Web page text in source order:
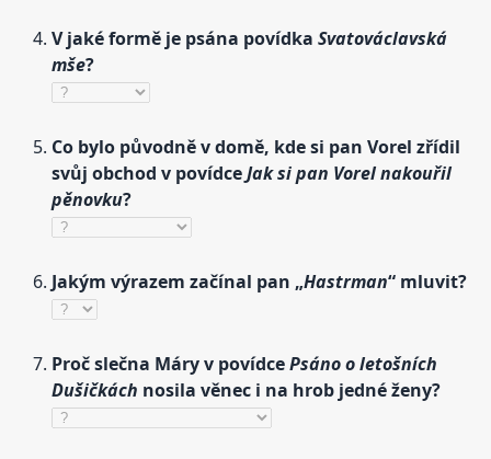
V jaké formě je psána povídkaSvatováclavská
mše?
Co bylo původně v domě, kde si pan Vorel zřídil
svůj obchod v povídceJak si pan Vorel nakouřil
pěnovku?
Jakým výrazem začínal pan „Hastrman“ mluvit?
Proč slečna Máry v povídcePsáno o letošních
Dušičkách nosila věnec i na hrob jedné ženy?